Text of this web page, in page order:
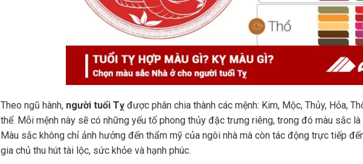
Theo ngũ hành, người tuổi Tỵđược phân chia thành các mệnh: Kim, Mộc, Thủy, Hỏa,
thể. Mỗi mệnh này sẽ có những yếu tố phong thủy đặc trưng riêng, trong đó màu sắc
Màu sắc không chỉ ảnh hưởng đến thẩm mỹ của ngôi nhà mà còn tác động trực tiếp
gia chủ thu hút tài lộc, sức khỏe và hạnh phúc.